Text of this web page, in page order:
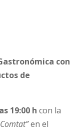
con
de
19:00 h con la
en el